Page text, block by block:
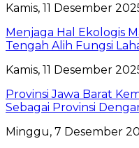
Kamis, 11 Desember
Menjaga Hal Ekologis
Tengah Alih Fungsi
Kamis, 11 Desember
Provinsi Jawa Barat
Sebagai Provinsi
Minggu, 7 Desember